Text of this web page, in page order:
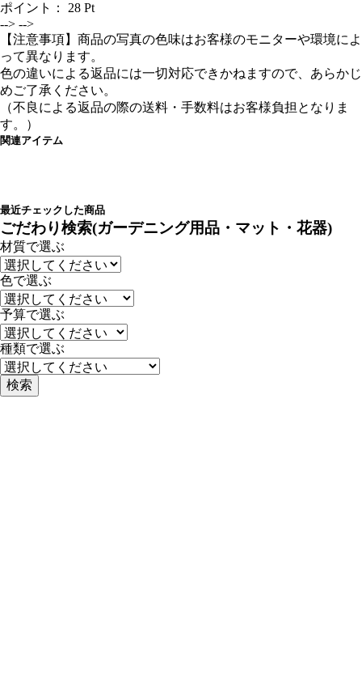
ポイント： 28 Pt
--> -->
【注意事項】商品の写真の色味はお客様のモニターや環境によ
って異なります。
色の違いによる返品には一切対応できかねますので、あらかじ
めご了承ください。
（不良による返品の際の送料・手数料はお客様負担となりま
す。）
関連アイテム
最近チェックした商品
ごだわり検索(ガーデニング用品・マット・花器)
材質で選ぶ
色で選ぶ
予算で選ぶ
種類で選ぶ